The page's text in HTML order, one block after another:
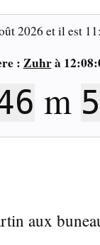
2026 et il est
:Zuhrà
m
aux